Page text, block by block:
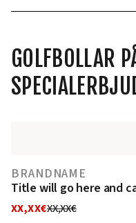
GOLFBOLLAR
BRANDNAME
Title will go here and
XX,XX€XX,XX€